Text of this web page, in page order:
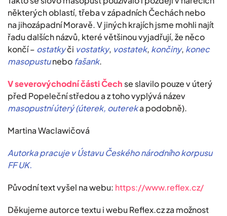
některých oblastí, třeba v západních Čechách nebo
na jihozápadní Moravě. V jiných krajích jsme mohli najít
řadu dalších názvů, které většinou vyjadřují, že něco
končí – ostatkyči vostatky, vostatek, končiny, konec
masopustunebo fašank.
V severovýchodní části Čech se slavilo pouze v úterý
před Popeleční středou a z toho vyplývá název
masopustní úterý (úterek, outereka podobně).
Martina Waclawičová
Autorka pracuje v Ústavu Českého národního korpusu
FF UK.
Původní text vyšel na webu: https://www.reflex.cz/
Děkujeme autorce textu i webu Reflex.cz za možnost